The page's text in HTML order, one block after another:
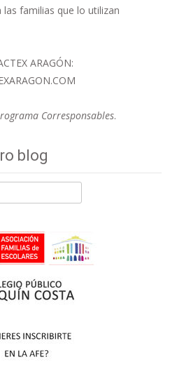
las familias que lo utilizan
ARAGÓN:
Corresponsables.
blog